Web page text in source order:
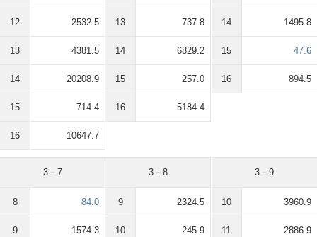
12 2532.5
13 4381.5
14 20208.9
15 714.4
16 10647.7
13 737.8
14 6829.2
15 257.0
16 5184.4
14 1495.8
15 47.6
16 894.5
3－7
8 84.0
9 1574.3
3－8
9 2324.5
10 245.9
3－9
10 3960.9
11 2886.9